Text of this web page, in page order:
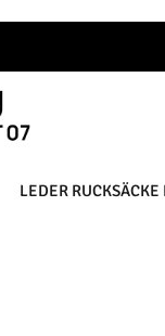
springen
LEDER RUCKSÄCKE